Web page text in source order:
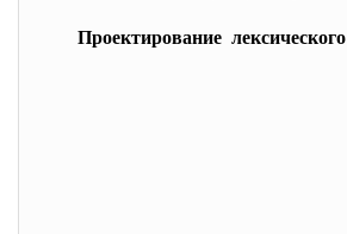
Проектирование